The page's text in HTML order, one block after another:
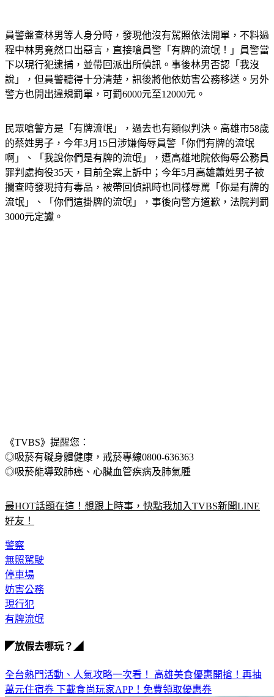
員警盤查林男等人身分時，發現他沒有駕照依法開單，不料過
程中林男竟然口出惡言，直接嗆員警「有牌的流氓！」員警當
下以現行犯逮捕，並帶回派出所偵訊。 事後林男否認「我沒
說」，但員警聽得十分清楚，訊後將他依妨害公務移送。 另外
警方也開出違規罰單，可罰6000元至12000元。
民眾嗆警方是「有牌流氓」，過去也有類似判決。高雄市58歲
的蔡姓男子，今年3月15日涉嫌侮辱員警「你們有牌的流氓
啊」、「我說你們是有牌的流氓」，遭高雄地院依侮辱公務員
罪判處拘役35天，目前全案上訴中；今年5月高雄蕭姓男子被
攔查時發現持有毒品，被帶回偵訊時也同樣辱罵「你是有牌的
流氓」、「你們這掛牌的流氓」，事後向警方道歉，法院判罰
3000元定讞。
《TVBS》提醒您：
◎吸菸有礙身體健康，戒菸專線0800-636363
◎吸菸能導致肺癌、心臟血管疾病及肺氣腫
最HOT話題在這！想跟上時事，快點我加入TVBS新聞LINE
好友！
警察
無照駕駛
停車場
妨害公務
現行犯
有牌流氓
◤放假去哪玩？◢
全台熱門活動、人氣攻略一次看！ 高雄美食優惠開搶！再抽
萬元住宿券 下載食尚玩家APP！免費領取優惠券